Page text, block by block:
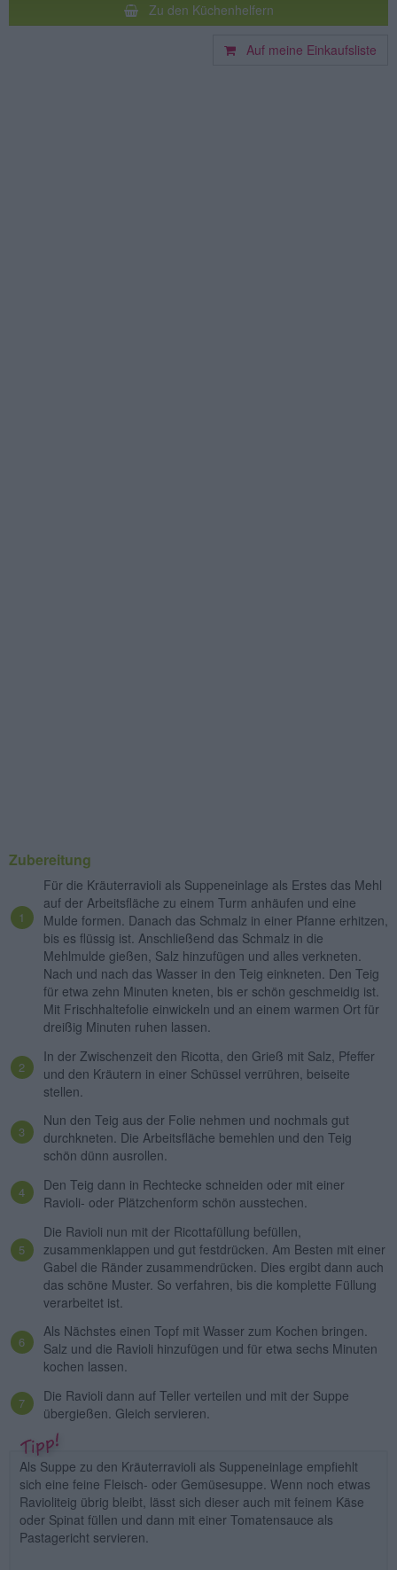
Zu den Küchenhelfern
Auf meine Einkaufsliste
Zubereitung
Für die Kräuterravioli als Suppeneinlage als Erstes das Mehl
auf der Arbeitsfläche zu einem Turm anhäufen und eine
Mulde formen. Danach das Schmalz in einer Pfanne erhitzen,
bis es flüssig ist. Anschließend das Schmalz in die
Mehlmulde gießen, Salz hinzufügen und alles verkneten.
Nach und nach das Wasser in den Teig einkneten. Den Teig
für etwa zehn Minuten kneten, bis er schön geschmeidig ist.
Mit Frischhaltefolie einwickeln und an einem warmen Ort für
dreißig Minuten ruhen lassen.
In der Zwischenzeit den Ricotta, den Grieß mit Salz, Pfeffer
und den Kräutern in einer Schüssel verrühren, beiseite
stellen.
Nun den Teig aus der Folie nehmen und nochmals gut
durchkneten. Die Arbeitsfläche bemehlen und den Teig
schön dünn ausrollen.
Den Teig dann in Rechtecke schneiden oder mit einer
Ravioli- oder Plätzchenform schön ausstechen.
Die Ravioli nun mit der Ricottafüllung befüllen,
zusammenklappen und gut festdrücken. Am Besten mit einer
Gabel die Ränder zusammendrücken. Dies ergibt dann auch
das schöne Muster. So verfahren, bis die komplette Füllung
verarbeitet ist.
Als Nächstes einen Topf mit Wasser zum Kochen bringen.
Salz und die Ravioli hinzufügen und für etwa sechs Minuten
kochen lassen.
Die Ravioli dann auf Teller verteilen und mit der Suppe
übergießen. Gleich servieren.
Als Suppe zu den Kräuterravioli als Suppeneinlage empfiehlt
sich eine feine Fleisch- oder Gemüsesuppe. Wenn noch etwas
Ravioliteig übrig bleibt, lässt sich dieser auch mit feinem Käse
oder Spinat füllen und dann mit einer Tomatensauce als
Pastagericht servieren.